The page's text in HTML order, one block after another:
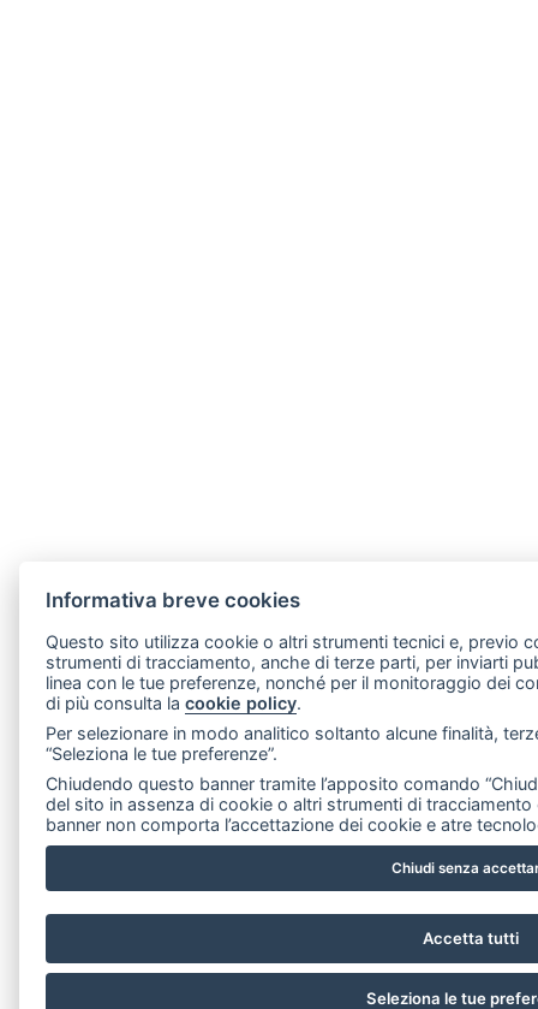
Informativa breve cookies
Questo sito utilizza cookie o altri strumenti tecnici e, previo
strumenti di tracciamento, anche di terze parti, per inviarti
linea con le tue preferenze, nonché per il monitoraggio dei
di più consulta lacookie policy.
Per selezionare in modo analitico soltanto alcune finalità,
“Seleziona le tue preferenze”.
Chiudendo questo banner tramite l’apposito comando
del sito in assenza di cookie o altri strumenti di
banner non comporta l’accettazione dei cookie e atre
Chiudi senza
Accetta tutti
Seleziona le tue